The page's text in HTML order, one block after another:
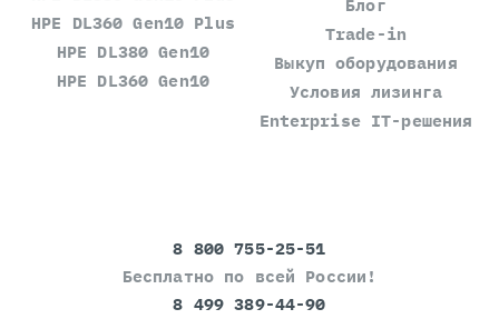
HPE DL360 Gen10 Plus
HPE DL380 Gen10
HPE DL360 Gen10
Блог
Trade-in
Выкуп оборудования
Условия лизинга
Enterprise IT-решения
8 800 755-25-51
Бесплатно по всей России!
8 499 389-44-90